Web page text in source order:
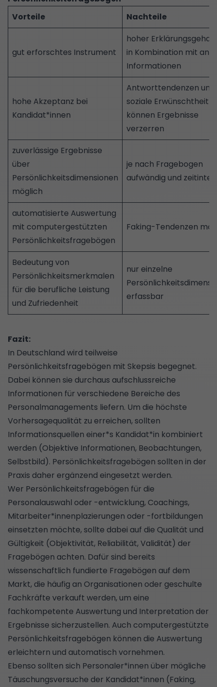
Vorteile
Nachteile
gut erforschtes Instrument
hoher
in Kombination mit
Informationen
hohe Akzeptanz bei
Kandidat*innen
Antworttendenzen und
soziale Erwünschtheit
können Ergebnisse
verzerren
zuverlässige Ergebnisse
über
Persönlichkeitsdimensionen
möglich
je nach Fragebogen
aufwändig und
automatisierte Auswertung
mit computergestützten
Persönlichkeitsfragebögen
Faking-Tendenzen
Bedeutung von
Persönlichkeitsmerkmalen
für die berufliche Leistung
und Zufriedenheit
nur einzelne
erfassbar
Fazit:
In Deutschland wird teilweise
Persönlichkeitsfragebögen mit Skepsis begegnet.
Dabei können sie durchaus aufschlussreiche
Informationen für verschiedene Bereiche des
Personalmanagements liefern. Um die höchste
Vorhersagequalität zu erreichen, sollten
Informationsquellen einer*s Kandidat*in kombiniert
werden (Objektive Informationen, Beobachtungen,
Selbstbild). Persönlichkeitsfragebögen sollten in der
Praxis daher ergänzend eingesetzt werden.
Wer Persönlichkeitsfragebögen für die
Personalauswahl oder -entwicklung, Coachings,
Mitarbeiter*innenplazierungen oder -fortbildungen
einsetzten möchte, sollte dabei auf die Qualität und
Gültigkeit (Objektivität, Reliabilität, Validität) der
Fragebögen achten. Dafür sind bereits
wissenschaftlich fundierte Fragebögen auf dem
Markt, die häufig an Organisationen oder geschulte
Fachkräfte verkauft werden, um eine
fachkompetente Auswertung und Interpretation der
Ergebnisse sicherzustellen. Auch computergestützte
Persönlichkeitsfragebögen können die Auswertung
erleichtern und automatisch vornehmen.
Ebenso sollten sich Personaler*innen über mögliche
Täuschungsversuche der Kandidat*innen (Faking,